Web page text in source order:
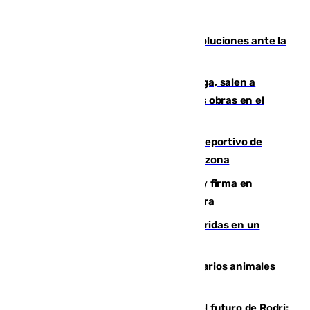
Más de 15.000 ceutíes claman por soluciones ante la
Los vecinos de Pedregalejo en Málaga, salen a
protestar en contra del resultado de las obras en el
Un incendio en un local del puerto deportivo de
Fuengirola genera una gran susto en la zona
Daniel Mérida derriba a Griekspoor y firma en
Montreal el mejor resultado de su carrera
Dos personas mueren y tres son heridas en un
Estudiarán el comportamiento de varios animales